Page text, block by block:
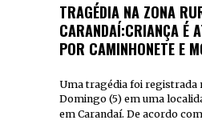
TRAGÉDIA NA ZONA
CARANDAÍ:CRIANÇA É
POR CAMINHONETE E
Uma tragédia foi registrada
Domingo (5) em uma
em Carandaí. De acordo